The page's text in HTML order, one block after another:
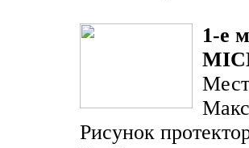
1-е
Рисунок